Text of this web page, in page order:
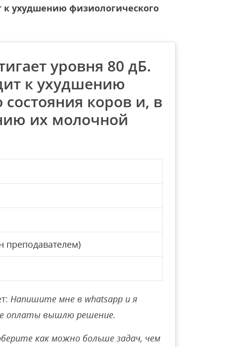
ухудшению физиологического
уровня 80 дБ.
к ухудшению
коров и, в
их молочной
преподавателем)
Напишите мне в whatsapp и я
оплаты вышлю решение.
как можно больше задач, чем